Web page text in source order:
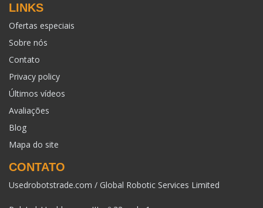
LINKS
Ofertas especiais
Sobre nós
Contato
Privacy policy
Últimos vídeos
Avaliações
Blog
Mapa do site
CONTATO
Usedrobotstrade.com / Global Robotic Services Limited